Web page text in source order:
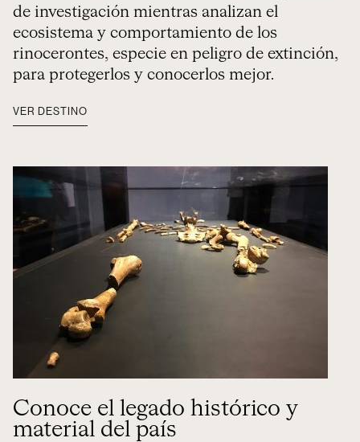
de investigación mientras analizan el
ecosistema y comportamiento de los
rinocerontes, especie en peligro de extinción,
para protegerlos y conocerlos mejor.
VER DESTINO
Conoce el legado histórico y
material del país